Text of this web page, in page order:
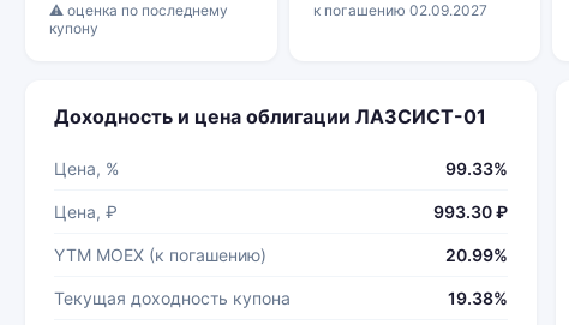
⚠ оценка по последнему
купону
к погашению 02.09.2027
Доходность и цена облигации ЛАЗСИСТ-01
Цена, % 99.33%
Цена, ₽ 993.30 ₽
YTM MOEX (к погашению) 20.99%
Текущая доходность купона 19.38%